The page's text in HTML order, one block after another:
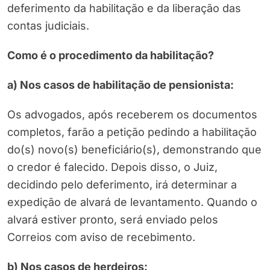
deferimento da habilitação e da liberação das
contas judiciais.
Como é o procedimento da habilitação?
a) Nos casos de habilitação de pensionista:
Os advogados, após receberem os documentos
completos, farão a petição pedindo a habilitação
do(s) novo(s) beneficiário(s), demonstrando que
o credor é falecido. Depois disso, o Juiz,
decidindo pelo deferimento, irá determinar a
expedição de alvará de levantamento. Quando o
alvará estiver pronto, será enviado pelos
Correios com aviso de recebimento.
b) Nos casos de herdeiros: